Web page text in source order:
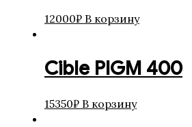
12000₽ В корзину
Cible PIGM 400
15350₽ В корзину